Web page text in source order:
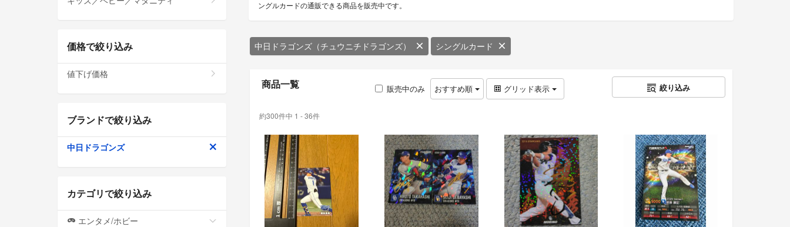
ングルカードの通販できる商品を販売中です。
中日ドラゴンズ（チュウニチドラゴンズ） シングルカード
商品一覧 販売中のみ おすすめ順 グリッド表示 絞り込み
約300件中 1 - 36件
価格で絞り込み
値下げ価格
ブランドで絞り込み
中日ドラゴンズ
カテゴリで絞り込み
エンタメ/ホビー